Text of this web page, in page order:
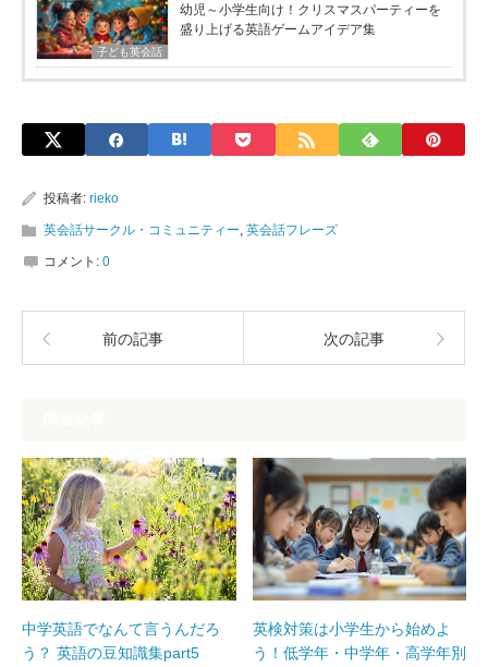
子ども英会話
幼児～小学生向け！クリスマスパーティーを
盛り上げる英語ゲームアイデア集
投稿者: rieko
英会話サークル・コミュニティー, 英会話フレーズ
コメント: 0
前の記事 次の記事
中学英語でなんて言うんだろ
う？ 英語の豆知識集part5
英検対策は小学生から始めよ
う！低学年・中学年・高学年別